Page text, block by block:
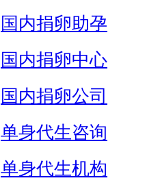
国内捐卵助孕
国内捐卵中心
国内捐卵公司
单身代生咨询
单身代生机构